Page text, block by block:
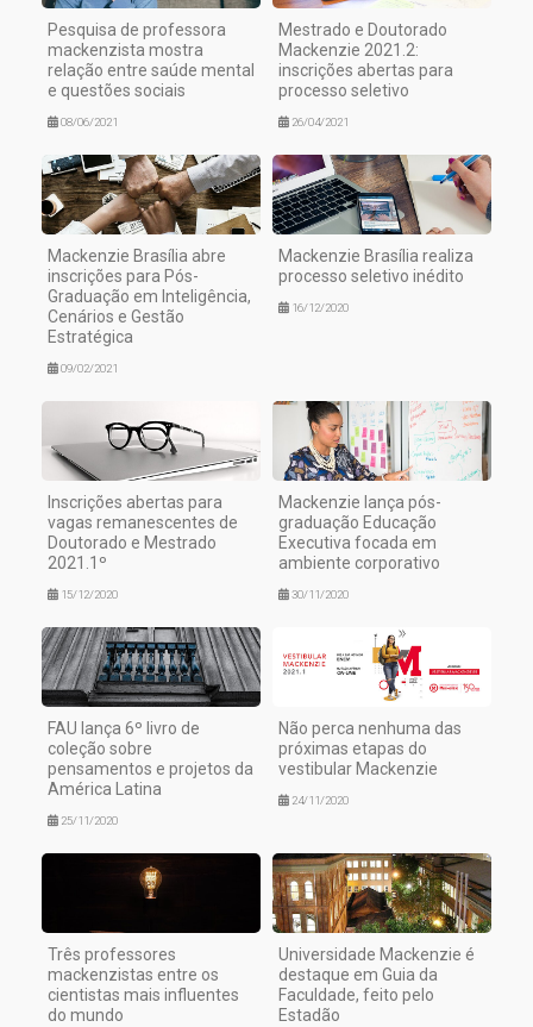
Pesquisa de professora
mackenzista mostra
relação entre saúde mental
e questões sociais
08/06/2021
Mestrado e Doutorado
Mackenzie 2021.2:
inscrições abertas para
processo seletivo
26/04/2021
Mackenzie Brasília abre
inscrições para Pós-
Graduação em Inteligência,
Cenários e Gestão
Estratégica
09/02/2021
Mackenzie Brasília realiza
processo seletivo inédito
16/12/2020
Inscrições abertas para
vagas remanescentes de
Doutorado e Mestrado
2021.1º
15/12/2020
Mackenzie lança pós-
graduação Educação
Executiva focada em
ambiente corporativo
30/11/2020
FAU lança 6º livro de
coleção sobre
pensamentos e projetos da
América Latina
25/11/2020
Não perca nenhuma das
próximas etapas do
vestibular Mackenzie
24/11/2020
Três professores
mackenzistas entre os
cientistas mais influentes
do mundo
Universidade Mackenzie é
destaque em Guia da
Faculdade, feito pelo
Estadão